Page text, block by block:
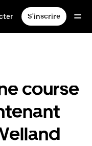
S'inscrire
course